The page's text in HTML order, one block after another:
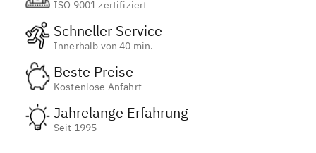
ISO 9001 zertifiziert
Schneller Service
Innerhalb von 40 min.
Beste Preise
Kostenlose Anfahrt
Jahrelange Erfahrung
Seit 1995